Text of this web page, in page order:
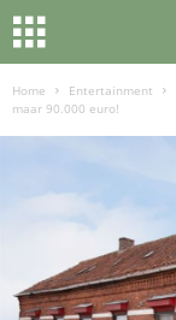
Home Entertainment
maar 90.000 euro!